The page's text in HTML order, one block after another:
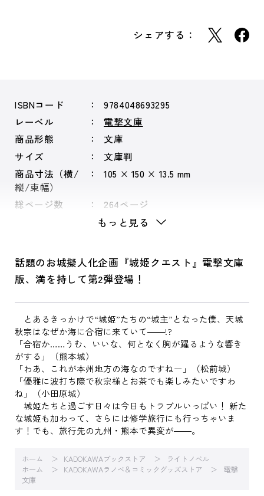
シェアする：
ISBNコード
9784048693295
レーベル
電撃文庫
商品形態
文庫
サイズ
文庫判
商品寸法（横/
縦/束幅）
105 × 150 × 13.5 mm
総ページ数 264ページ
もっと見る
話題のお城擬人化企画『城姫クエスト』電撃文庫
版、満を持して第2弾登場！
とあるきっかけで“城姫”たちの“城主”となった僕、天城
秋宗はなぜか海に合宿に来ていて――!?
「合宿か……うむ、いいな、何となく胸が躍るような響き
がする」（熊本城）
「わあ、これが本州地方の海なのですねー」（松前城）
「優雅に波打ち際で秋宗様とお茶でも楽しみたいですわ
ね」（小田原城）
城姫たちと過ごす日々は今日もトラブルいっぱい！ 新た
な城姫も加わって、さらには修学旅行にも行っちゃいま
す！でも、旅行先の九州・熊本で異変が――。
ホーム KADOKAWAブックストア
ライトノベル
ホーム
KADOKAWAラノベ＆コミックグッズストア
電撃
文庫